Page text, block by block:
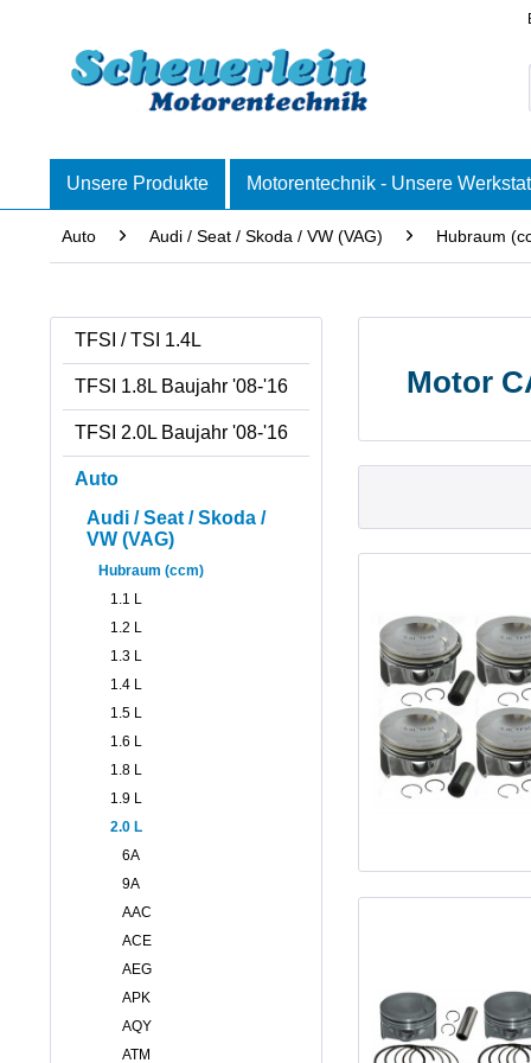
Unsere Produkte Motorentechnik - Unsere
Auto Audi / Seat / Skoda / VW (VAG) Hubraum
TFSI / TSI 1.4L
TFSI 1.8L Baujahr '08-'16
TFSI 2.0L Baujahr '08-'16
Auto
Audi / Seat / Skoda /
VW (VAG)
Hubraum (ccm)
1.1 L
1.2 L
1.3 L
1.4 L
1.5 L
1.6 L
1.8 L
1.9 L
2.0 L
6A
9A
AAC
ACE
AEG
APK
AQY
ATM
Motor